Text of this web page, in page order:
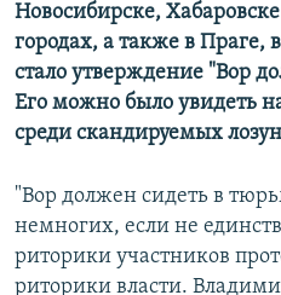
Новосибирске,
городах, а также в Праге,
стало утверждение "Вор
Его можно было увидеть
среди скандируемых
"Вор должен сидеть в
немногих, если не
риторики участников
риторики власти.